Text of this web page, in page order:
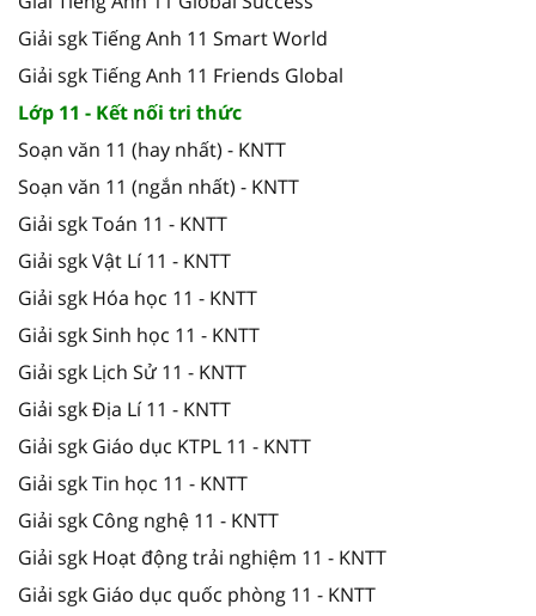
Giải sgk Tiếng Anh 11 Smart World
Giải sgk Tiếng Anh 11 Friends Global
Lớp 11 - Kết nối tri thức
Soạn văn 11 (hay nhất) - KNTT
Soạn văn 11 (ngắn nhất) - KNTT
Giải sgk Toán 11 - KNTT
Giải sgk Vật Lí 11 - KNTT
Giải sgk Hóa học 11 - KNTT
Giải sgk Sinh học 11 - KNTT
Giải sgk Lịch Sử 11 - KNTT
Giải sgk Địa Lí 11 - KNTT
Giải sgk Giáo dục KTPL 11 - KNTT
Giải sgk Tin học 11 - KNTT
Giải sgk Công nghệ 11 - KNTT
Giải sgk Hoạt động trải nghiệm 11 - KNTT
Giải sgk Giáo dục quốc phòng 11 - KNTT